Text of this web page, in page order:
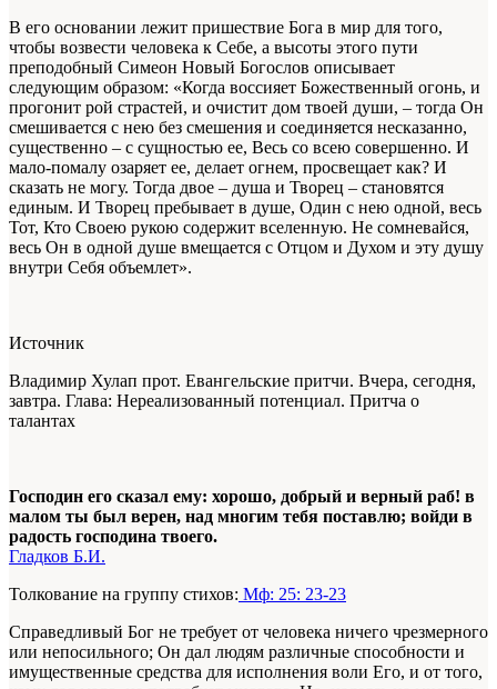
В его основании лежит пришествие Бога в мир для того,
чтобы возвести человека к Себе, а высоты этого пути
преподобный Симеон Новый Богослов описывает
следующим образом: «Когда воссияет Божественный огонь, и
прогонит рой страстей, и очистит дом твоей души, – тогда Он
смешивается с нею без смешения и соединяется несказанно,
существенно – с сущностью ее, Весь со всею совершенно. И
мало‑помалу озаряет ее, делает огнем, просвещает как? И
сказать не могу. Тогда двое – душа и Творец – становятся
единым. И Творец пребывает в душе, Один с нею одной, весь
Тот, Кто Своею рукою содержит вселенную. Не сомневайся,
весь Он в одной душе вмещается с Отцом и Духом и эту душу
внутри Себя объемлет».
Источник
Владимир Хулап прот. Евангельские притчи. Вчера, сегодня,
завтра. Глава: Нереализованный потенциал. Притча о
талантах
Господин его сказал ему: хорошо, добрый и верный раб! в
малом ты был верен, над многим тебя поставлю; войди в
радость господина твоего.
Гладков Б.И.
Толкование на группу стихов: Мф: 25: 23-23
Справедливый Бог не требует от человека ничего чрезмерного
или непосильного; Он дал людям различные способности и
имущественные средства для исполнения воли Его, и от того,